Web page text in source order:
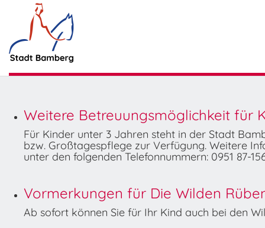
Weitere Betreuungsmöglichkeit für
Für Kinder unter 3 Jahren steht in der Stadt
bzw. Großtagespflege zur Verfügung. Weitere
unter den folgenden Telefonnummern: 0951 87-
Vormerkungen für Die Wilden
Ab sofort können Sie für Ihr Kind auch bei den